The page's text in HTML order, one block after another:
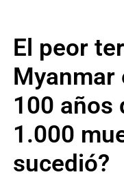
El peor
Myanmar
100 años
1.000
sucedió?